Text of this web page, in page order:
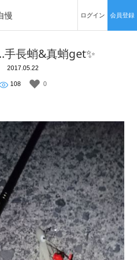
慢 ログイン 会員登録
長蛸&真蛸get✨
2017.05.22
108 0